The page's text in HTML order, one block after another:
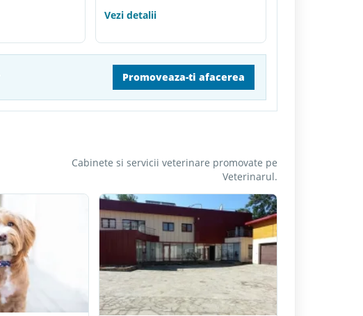
Vezi detalii
Promoveaza-ti afacerea
Cabinete si servicii veterinare promovate pe
Veterinarul.